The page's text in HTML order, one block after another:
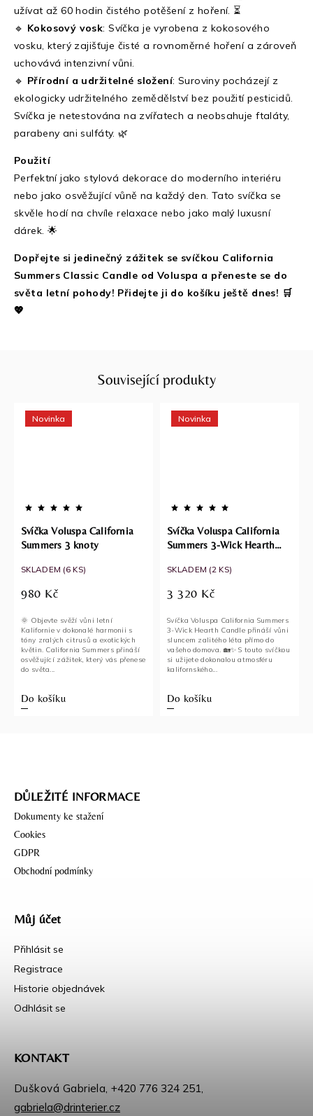
užívat až 60 hodin čistého potěšení z hoření. ⏳
🔹 Kokosový vosk: Svíčka je vyrobena z kokosového
vosku, který zajišťuje čisté a rovnoměrné hoření a zároveň
uchovává intenzivní vůni.
🔹 Přírodní a udržitelné složení: Suroviny pocházejí z
ekologicky udržitelného zemědělství bez použití pesticidů.
Svíčka je netestována na zvířatech a neobsahuje ftaláty,
parabeny ani sulfáty. 🌿
Použití
Perfektní jako stylová dekorace do moderního interiéru
nebo jako osvěžující vůně na každý den. Tato svíčka se
skvěle hodí na chvíle relaxace nebo jako malý luxusní
dárek. 🌟
Dopřejte si jedinečný zážitek se svíčkou California
Summers Classic Candle od Voluspa a přeneste se do
světa letní pohody! Přidejte ji do košíku ještě dnes! 🛒
💖
Související produkty
Novinka
Svíčka Voluspa California
Summers 3 knoty
SKLADEM (6 KS)
980 Kč
Do košíku
🌞 Objevte svěží vůni letní
Kalifornie v dokonalé harmonii s
tóny zralých citrusů a exotických
květin. California Summers přináší
osvěžující zážitek, který vás přenese
do světa...
Novinka
Svíčka Voluspa California
Summers 3-Wick Hearth
SKLADEM (2 KS)
3 320 Kč
Do košíku
Svíčka Voluspa California Summers
3-Wick Hearth Candle přináší vůni
sluncem zalitého léta přímo do
vašeho domova. 🏡✨ S touto svíčkou
si užijete dokonalou atmosféru
kalifornského...
DŮLEŽITÉ INFORMACE
Dokumenty ke stažení
Cookies
GDPR
Obchodní podmínky
Můj účet
Přihlásit se
Registrace
Historie objednávek
Odhlásit se
KONTAKT
Dušková Gabriela,+420 776 324 251,
gabriela@drinterier.cz